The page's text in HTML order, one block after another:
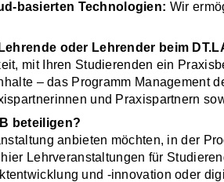
basierten Technologien: Wir
oder Lehrender beim
mit Ihren Studierenden ein
– das Programm Management
und Praxispartnern
beteiligen?
anbieten möchten, in der
Lehrveranstaltungen für
und -innovation oder